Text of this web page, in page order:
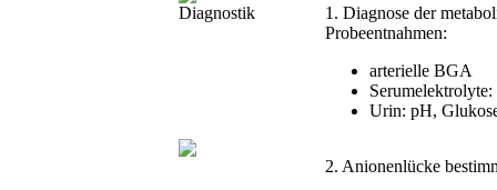
Diagnostik
1. Diagnose der
Probeentnahmen:
arterielle BGA
Urin: pH,
2. Anionenlücke